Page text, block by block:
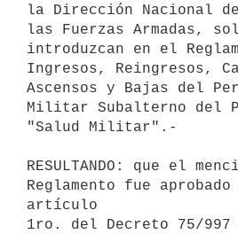
la Dirección Nacional
las Fuerzas Armadas,
introduzcan en el
Ingresos, Reingresos,
Ascensos y Bajas del
Militar Subalterno del
"Salud Militar".-
RESULTANDO: que el
Reglamento fue
artículo
1ro. del Decreto 75/997